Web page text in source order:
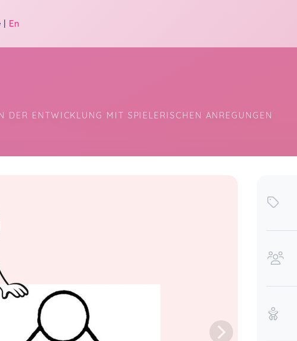
| En
DER ENTWICKLUNG MIT SPIELERISCHEN ANREGUNGEN